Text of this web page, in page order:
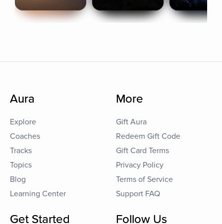
Aura
Explore
Coaches
Tracks
Topics
Blog
Learning Center
More
Gift Aura
Redeem Gift Code
Gift Card Terms
Privacy Policy
Terms of Service
Support FAQ
Get Started Follow Us